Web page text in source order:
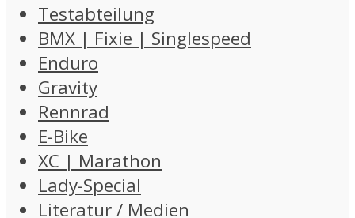
Testabteilung
BMX | Fixie | Singlespeed
Enduro
Gravity
Rennrad
E-Bike
XC | Marathon
Lady-Special
Literatur / Medien